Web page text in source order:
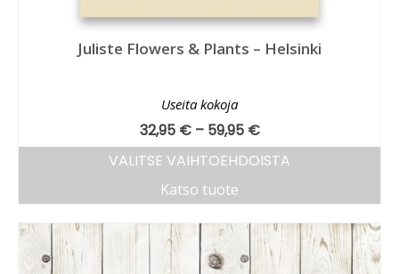
Juliste Flowers & Plants – Helsinki
Useita kokoja
32,95 € – 59,95 €
VALITSE VAIHTOEHDOISTA
Katso tuote